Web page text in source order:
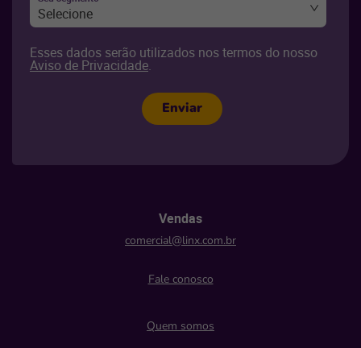
Selecione
Esses dados serão utilizados nos termos do nosso
Aviso de Privacidade.
Enviar
Vendas
comercial@linx.com.br
Fale conosco
Quem somos